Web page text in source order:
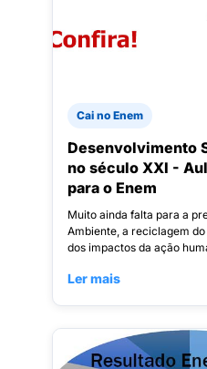
Cai no Enem
Desenvolvimento
no século XXI -
para o Enem
Muito ainda falta para a
Ambiente, a reciclagem
dos impactos da ação
Ler mais